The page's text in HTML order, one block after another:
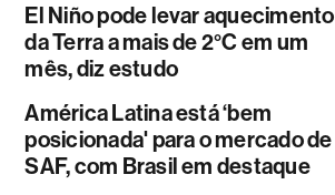
El Niño pode levar aquecimento
da Terra a mais de 2°C em um
mês, diz estudo
América Latina está ‘bem
posicionada' para o mercado de
SAF, com Brasil em destaque